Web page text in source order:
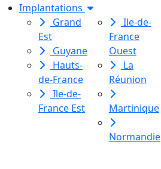
Implantations
Grand
Est
Guyane
Hauts-
de-France
Ile-de-
France Est
Ile-de-
France
Ouest
La
Réunion
Martinique
Normandie